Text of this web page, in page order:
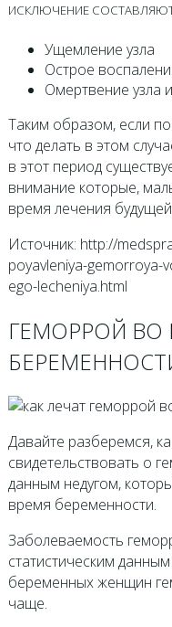
ИСКЛЮЧЕНИЕ
Ущемление узла
Острое
Омертвение узла и
Таким образом, если
что делать в этом
в этот период
внимание которые,
время лечения
Источник: http://
poyavleniya-gemorroya-
ego-lecheniya.html
ГЕМОРРОЙ ВО
Давайте разберемся,
свидетельствовать о
данным недугом,
время беременности.
Заболеваемость
статистическим
беременных женщин
чаще.